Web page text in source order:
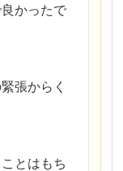
かったで
張からく
とはもち